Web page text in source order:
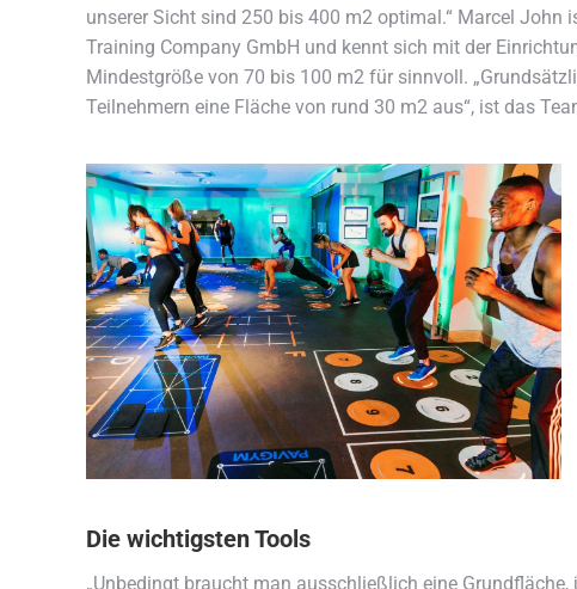
unserer Sicht sind 250 bis 400 m2 optimal.“ Marcel
Training Company GmbH und kennt sich mit der
Mindestgröße von 70 bis 100 m2 für sinnvoll.
Teilnehmern eine Fläche von rund 30 m2 aus“, ist das
Die wichtigsten Tools
„Unbedingt braucht man ausschließlich eine